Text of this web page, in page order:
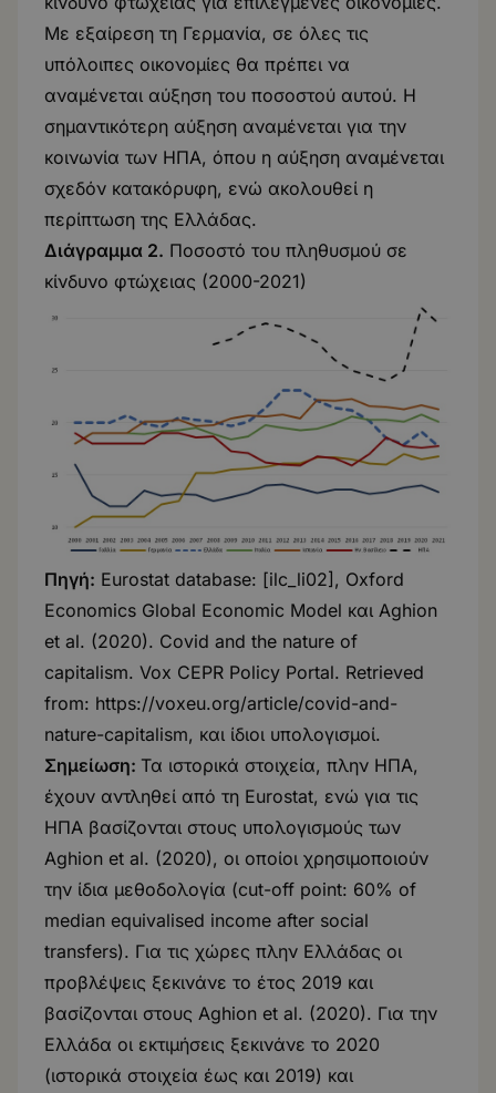
Με εξαίρεση τη Γερμανία, σε όλες τις
υπόλοιπες οικονομίες θα πρέπει να
αναμένεται αύξηση του ποσοστού αυτού. Η
σημαντικότερη αύξηση αναμένεται για την
κοινωνία των ΗΠΑ, όπου η αύξηση αναμένεται
σχεδόν κατακόρυφη, ενώ ακολουθεί η
περίπτωση της Ελλάδας.
Διάγραμμα 2. Ποσοστό του πληθυσμού σε
κίνδυνο φτώχειας (2000-2021)
Πηγή: Eurostat database: [ilc_li02], Oxford
Economics Global Economic Model και Aghion
et al. (2020). Covid and the nature of
capitalism. Vox CEPR Policy Portal. Retrieved
from: https://voxeu.org/article/covid-and-
nature-capitalism, και ίδιοι υπολογισμοί.
Σημείωση: Τα ιστορικά στοιχεία, πλην ΗΠΑ,
έχουν αντληθεί από τη Eurostat, ενώ για τις
ΗΠΑ βασίζονται στους υπολογισμούς των
Aghion et al. (2020), οι οποίοι χρησιμοποιούν
την ίδια μεθοδολογία (cut-off point: 60% of
median equivalised income after social
transfers). Για τις χώρες πλην Ελλάδας οι
προβλέψεις ξεκινάνε το έτος 2019 και
βασίζονται στους Aghion et al. (2020). Για την
Ελλάδα οι εκτιμήσεις ξεκινάνε το 2020
(ιστορικά στοιχεία έως και 2019) και